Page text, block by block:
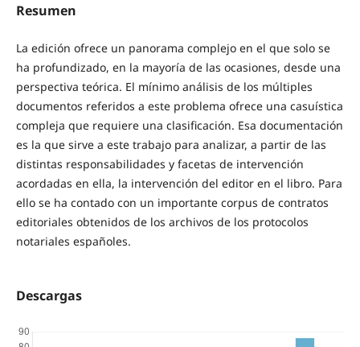
Resumen
La edición ofrece un panorama complejo en el que solo se
ha profundizado, en la mayoría de las ocasiones, desde una
perspectiva teórica. El mínimo análisis de los múltiples
documentos referidos a este problema ofrece una casuística
compleja que requiere una clasificación. Esa documentación
es la que sirve a este trabajo para analizar, a partir de las
distintas responsabilidades y facetas de intervención
acordadas en ella, la intervención del editor en el libro. Para
ello se ha contado con un importante corpus de contratos
editoriales obtenidos de los archivos de los protocolos
notariales españoles.
Descargas